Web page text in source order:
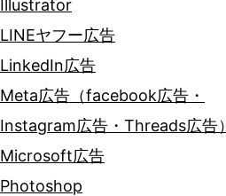
Illustrator
LINEヤフー広告
LinkedIn広告
Meta広告（facebook広告・
Instagram広告・Threads広告）
Microsoft広告
Photoshop